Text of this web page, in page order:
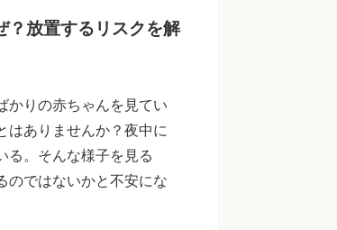
？放置するリスクを解
かりの赤ちゃんを見てい
はありませんか？夜中に
る。そんな様子を見る
のではないかと不安にな